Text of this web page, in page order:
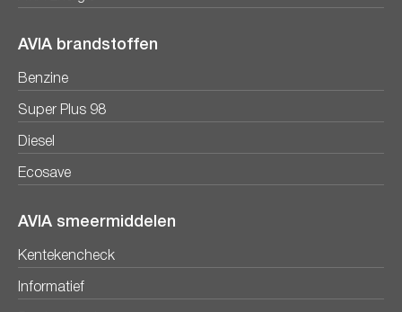
AVIA brandstoffen
Benzine
Super Plus 98
Diesel
Ecosave
AVIA smeermiddelen
Kentekencheck
Informatief